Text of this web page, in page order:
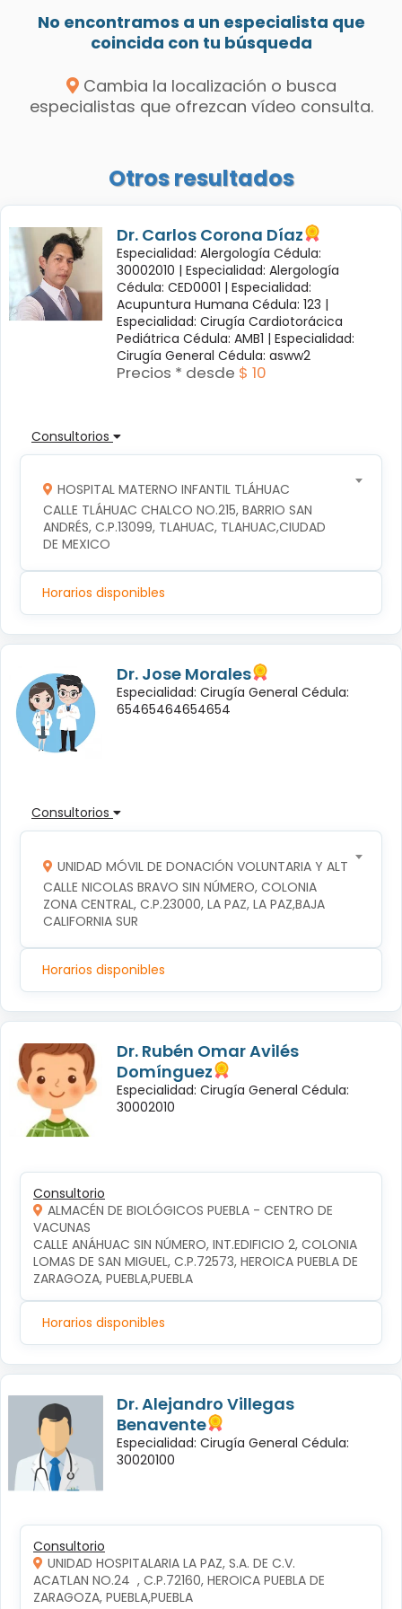
No encontramos a un especialista que
coincida con tu búsqueda
Cambia la localización o busca
especialistas que ofrezcan vídeo consulta.
Otros resultados
Dr. Carlos Corona Díaz
Especialidad: Alergología Cédula:
30002010 | Especialidad: Alergología
Cédula: CED0001 | Especialidad:
Acupuntura Humana Cédula: 123 |
Especialidad: Cirugía Cardiotorácica
Pediátrica Cédula: AMB1 | Especialidad:
Cirugía General Cédula: asww2
Precios * desde $ 10
Consultorios
HOSPITAL MATERNO INFANTIL TLÁHUAC
CALLE TLÁHUAC CHALCO NO.215, BARRIO SAN
ANDRÉS, C.P.13099, TLAHUAC, TLAHUAC,CIUDAD
DE MEXICO
Horarios disponibles
Dr. Jose Morales
Especialidad: Cirugía General Cédula:
65465464654654
Consultorios
UNIDAD MÓVIL DE DONACIÓN VOLUNTARIA Y ALTRUISTA
CALLE NICOLAS BRAVO SIN NÚMERO, COLONIA
ZONA CENTRAL, C.P.23000, LA PAZ, LA PAZ,BAJA
CALIFORNIA SUR
Horarios disponibles
Dr. Rubén Omar Avilés
Domínguez
Especialidad: Cirugía General Cédula:
30002010
Consultorio
ALMACÉN DE BIOLÓGICOS PUEBLA - CENTRO DE
VACUNAS
CALLE ANÁHUAC SIN NÚMERO, INT.EDIFICIO 2, COLONIA
LOMAS DE SAN MIGUEL, C.P.72573, HEROICA PUEBLA DE
ZARAGOZA, PUEBLA,PUEBLA
Horarios disponibles
Dr. Alejandro Villegas
Benavente
Especialidad: Cirugía General Cédula:
30020100
Consultorio
UNIDAD HOSPITALARIA LA PAZ, S.A. DE C.V.
ACATLAN NO.24  , C.P.72160, HEROICA PUEBLA DE
ZARAGOZA, PUEBLA,PUEBLA